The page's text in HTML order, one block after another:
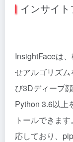
インサイ
InsightFaceは
せアルゴリズ
び3Dディープ
Python 3.6以上
トールできま
応しており、